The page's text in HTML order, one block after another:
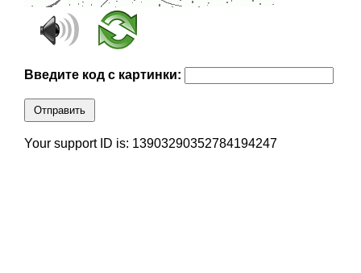
Введите код с картинки:
Отправить
Your support ID is: 13903290352784194247